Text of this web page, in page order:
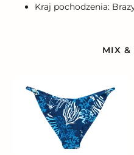
Kraj pochodzenia:
MIX &
Reef
Cheeky-